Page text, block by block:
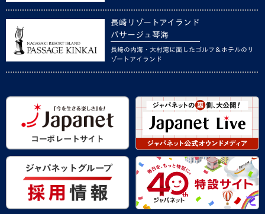
長崎リゾートアイランド
パサージュ琴海
長崎の内海・大村湾に面したゴルフ＆ホテルのリ
ゾートアイランド